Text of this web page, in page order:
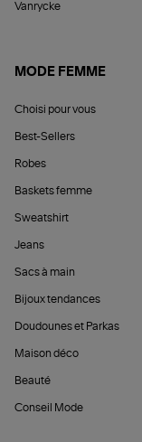
Vanrycke
MODE FEMME
Choisi pour vous
Best-Sellers
Robes
Baskets femme
Sweatshirt
Jeans
Sacs à main
Bijoux tendances
Doudounes et Parkas
Maison déco
Beauté
Conseil Mode